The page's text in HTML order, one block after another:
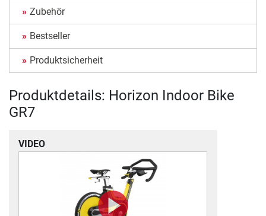
Zubehör
Bestseller
Produktsicherheit
Produktdetails: Horizon Indoor Bike
GR7
VIDEO